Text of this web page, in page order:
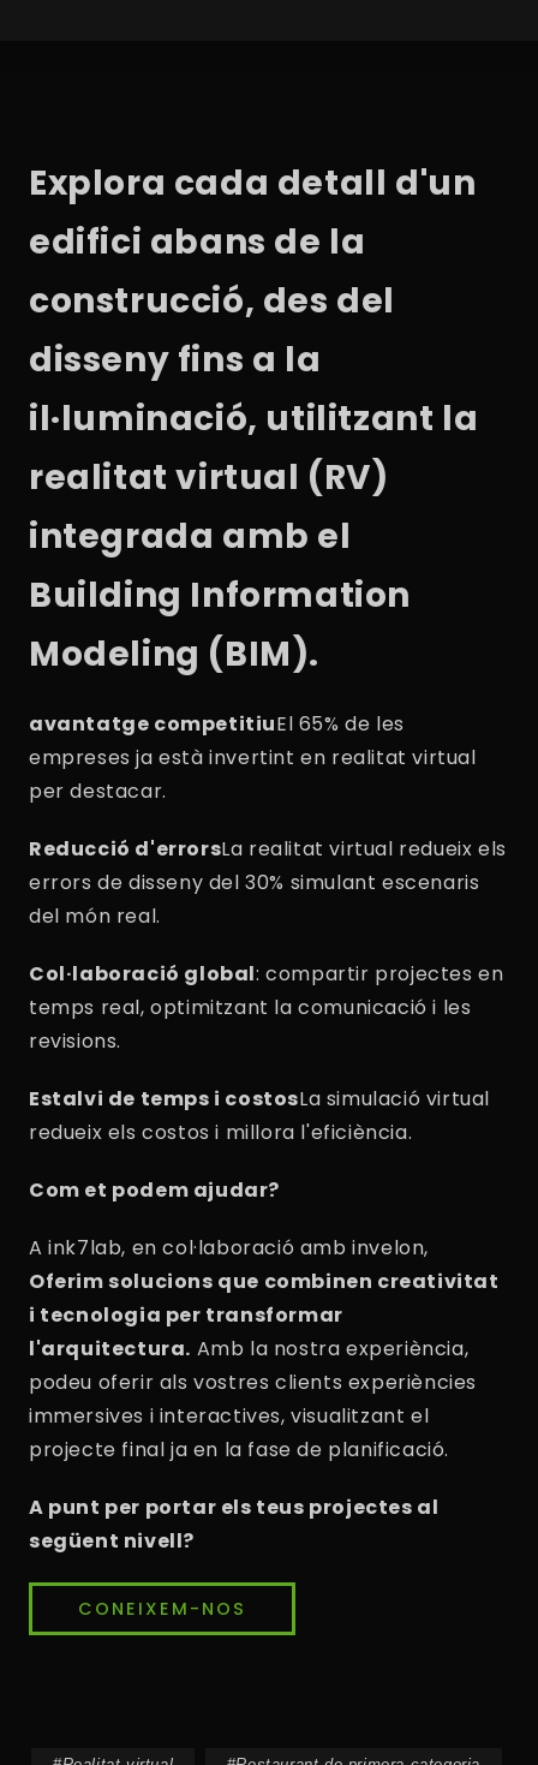
Explora cada detall d'un
edifici abans de la
construcció, des del
disseny fins a la
il·luminació, utilitzant la
realitat virtual (RV)
integrada amb el
Building Information
Modeling (BIM).
avantatge competitiuEl 65% de les
empreses ja està invertint en realitat virtual
per destacar.
Reducció d'errorsLa realitat virtual redueix els
errors de disseny del 30% simulant escenaris
del món real.
Col·laboració global: compartir projectes en
temps real, optimitzant la comunicació i les
revisions.
Estalvi de temps i costosLa simulació virtual
redueix els costos i millora l'eficiència.
Com et podem ajudar?
A ink7lab, en col·laboració amb invelon,
Oferim solucions que combinen creativitat
i tecnologia per transformar
l'arquitectura. Amb la nostra experiència,
podeu oferir als vostres clients experiències
immersives i interactives, visualitzant el
projecte final ja en la fase de planificació.
A punt per portar els teus projectes al
següent nivell?
CONEIXEM-NOS